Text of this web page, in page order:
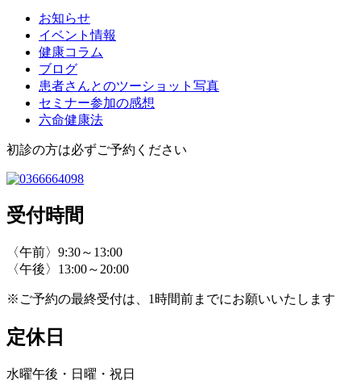
お知らせ
イベント情報
健康コラム
ブログ
患者さんとのツーショット写真
セミナー参加の感想
六命健康法
初診の方は必ずご予約ください
受付時間
〈午前〉9:30～13:00
〈午後〉13:00～20:00
※ご予約の最終受付は、1時間前までにお願いいたします
定休日
水曜午後・日曜・祝日